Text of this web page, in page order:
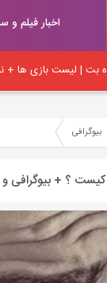
اخبار فیلم و
بت | لیست بازی ها +
در داخلی:
داخلی و
اساسی لینک‌سازی:
بیوگرافی
؟ +